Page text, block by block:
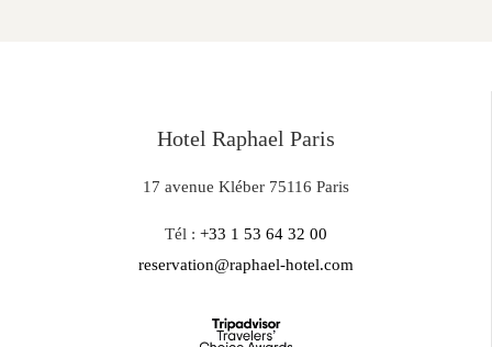
Hotel Raphael Paris
17 avenue Kléber 75116 Paris
Tél : +33 1 53 64 32 00
reservation@raphael-hotel.com